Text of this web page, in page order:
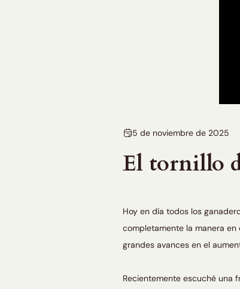
5 de noviembre de 2025
El tornillo
Hoy en día todos los
completamente la manera
grandes avances en el
Recientemente escuché una